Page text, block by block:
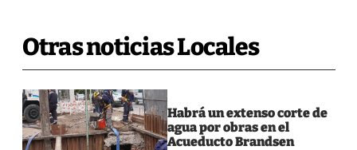
Otras noticias Locales
Habrá un extenso corte de
agua por obras en el
Acueducto Brandsen